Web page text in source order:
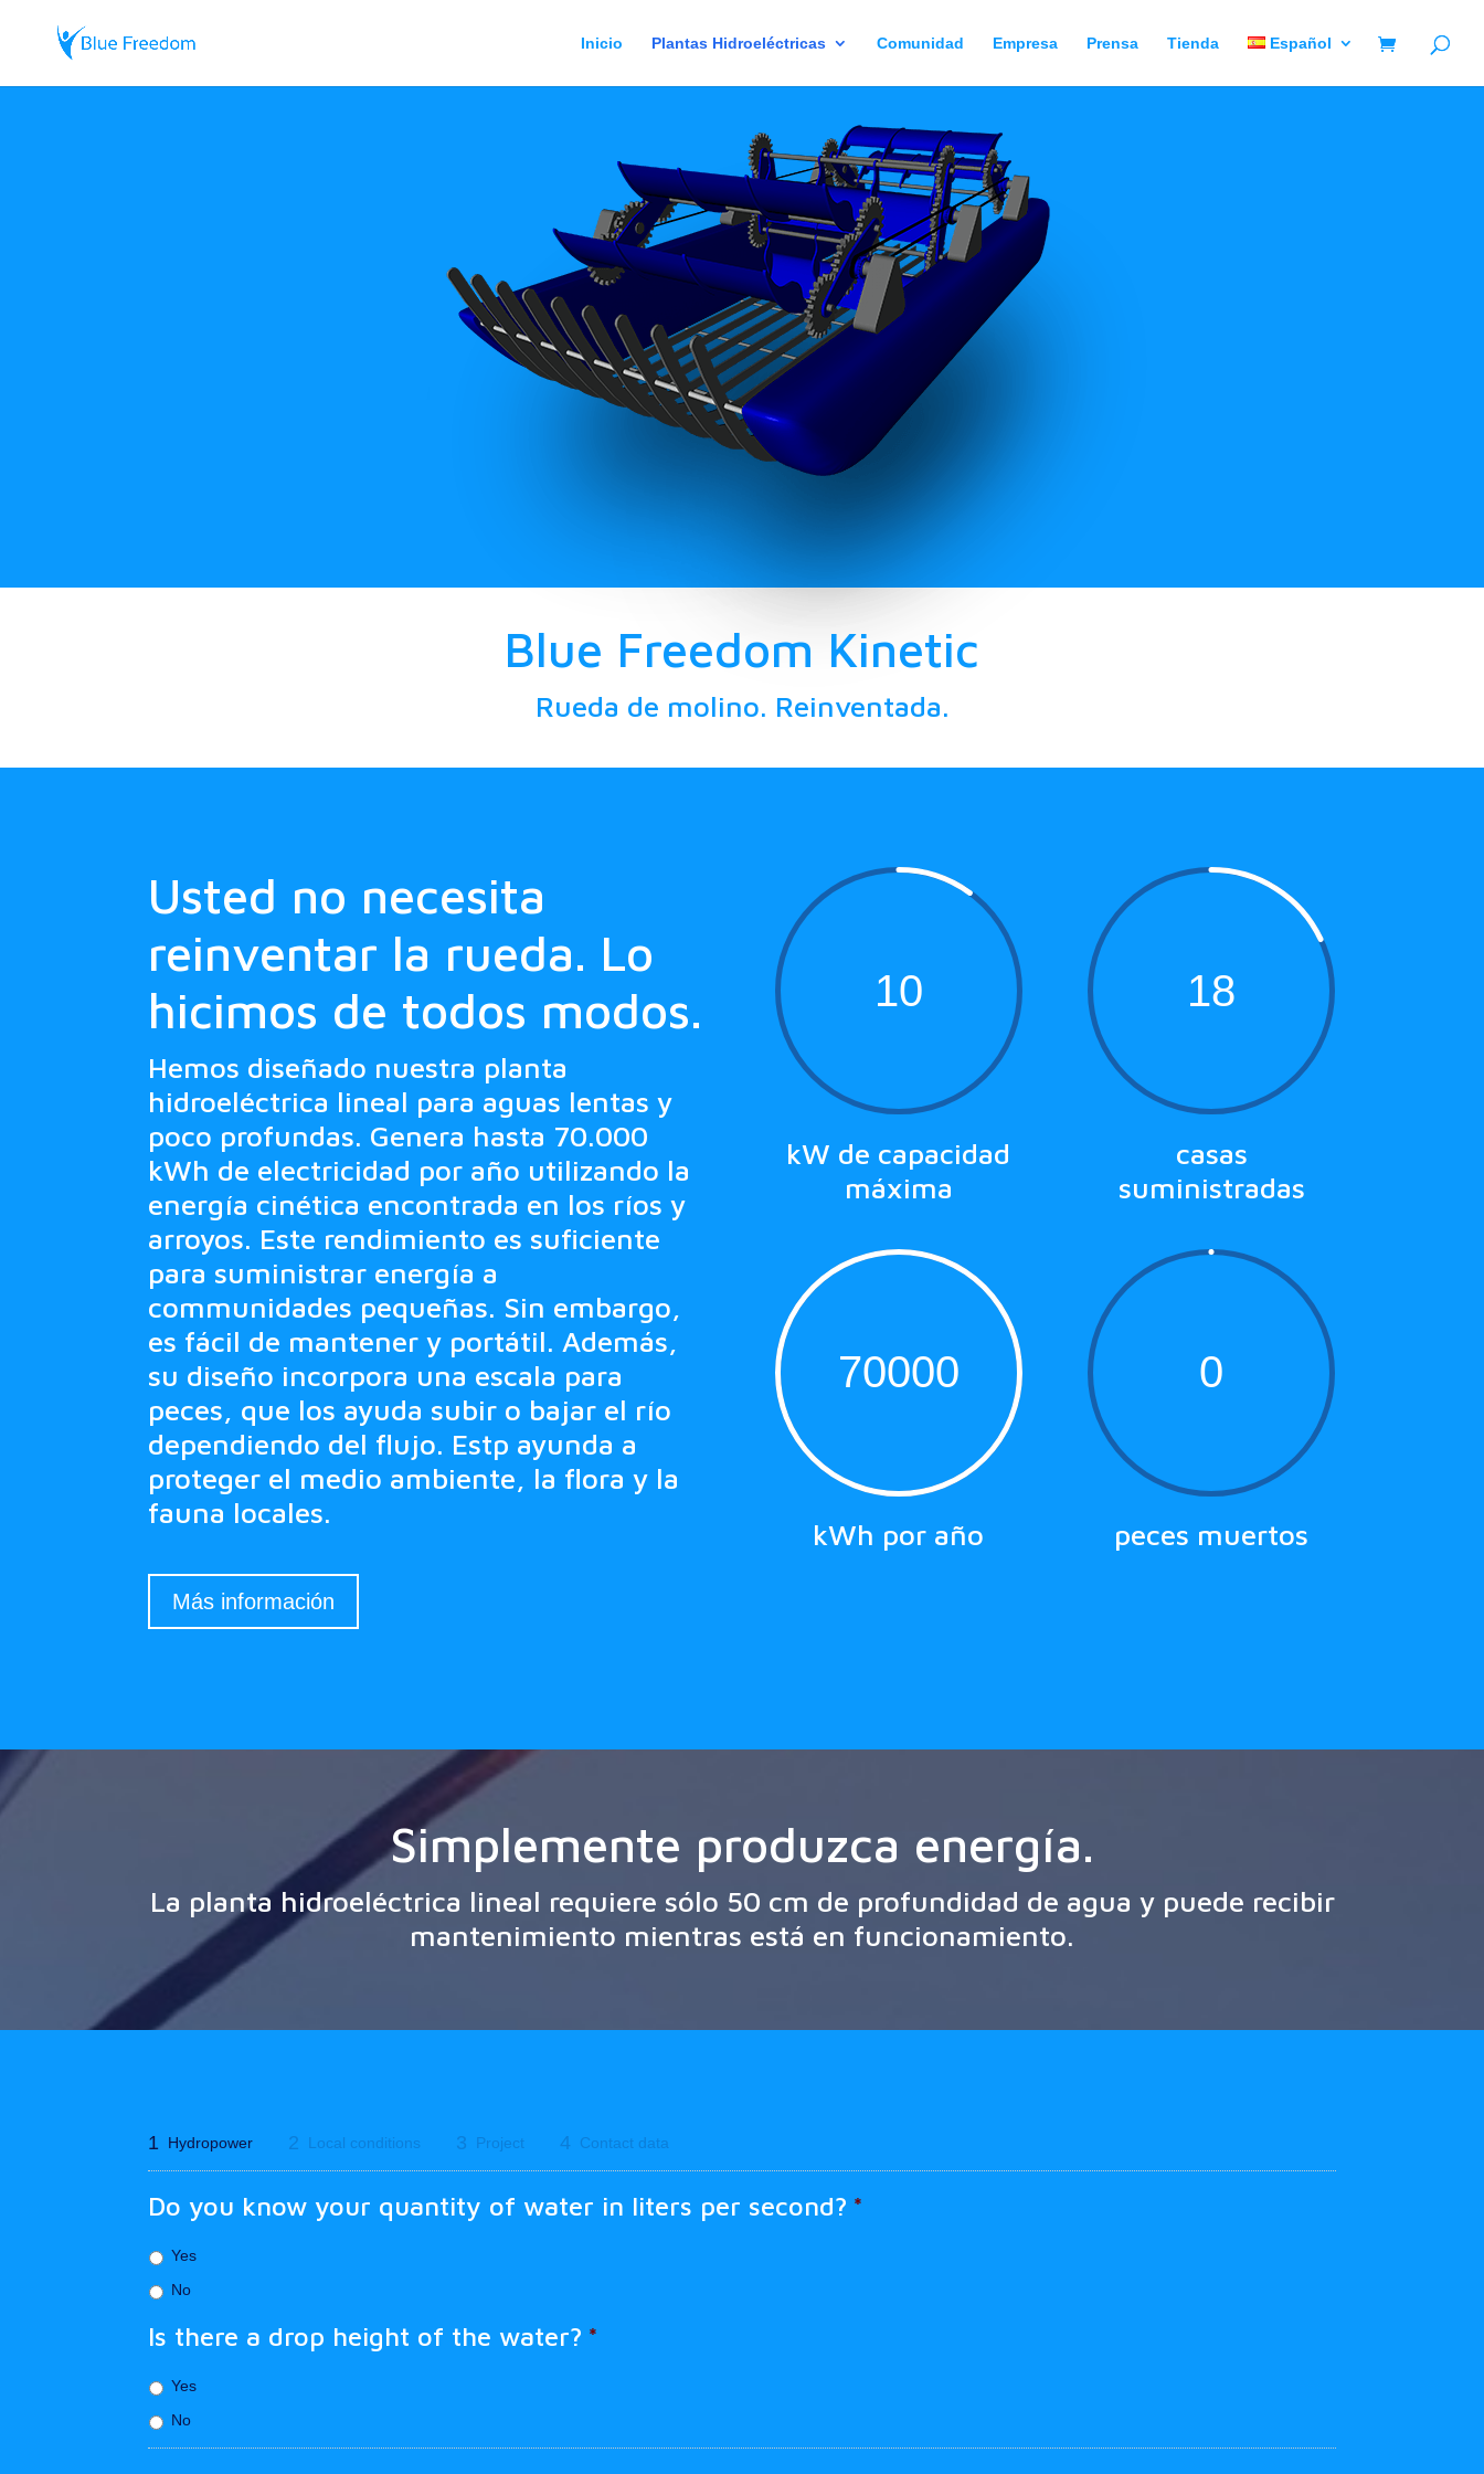
Inicio Plantas Hidroeléctricas Comunidad Empresa Prensa Tienda Español
Blue Freedom Kinetic
Rueda de molino. Reinventada.
Usted no necesita
reinventar la rueda. Lo
hicimos de todos modos.
Hemos diseñado nuestra planta
hidroeléctrica lineal para aguas lentas y
poco profundas. Genera hasta 70.000
kWh de electricidad por año utilizando la
energía cinética encontrada en los ríos y
arroyos. Este rendimiento es suficiente
para suministrar energía a
communidades pequeñas. Sin embargo,
es fácil de mantener y portátil. Además,
su diseño incorpora una escala para
peces, que los ayuda subir o bajar el río
dependiendo del flujo. Estp ayunda a
proteger el medio ambiente, la flora y la
fauna locales.
Más información
10
kW de capacidad
máxima
70000
kWh por año
18
casas
suministradas
0
peces muertos
Simplemente produzca energía.
La planta hidroeléctrica lineal requiere sólo 50 cm de profundidad de agua y puede recibir
mantenimiento mientras está en funcionamiento.
1 Hydropower 2 Local conditions 3 Project 4 Contact data
Do you know your quantity of water in liters per second? *
Yes
No
Is there a drop height of the water? *
Yes
No